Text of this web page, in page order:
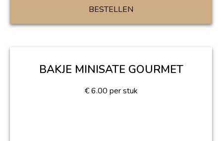
BESTELLEN
BAKJE MINISATE GOURMET
€ 6.00 per stuk